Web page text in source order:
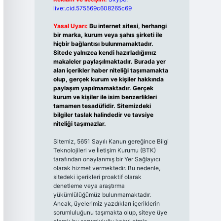
live:.cid.575569c608265c69
Yasal Uyarı: Bu internet sitesi, herhangi
bir marka, kurum veya şahıs şirketi ile
hiçbir bağlantısı bulunmamaktadır.
Sitede yalnızca kendi hazırladığımız
makaleler paylaşılmaktadır. Burada yer
alan içerikler haber niteliği taşımamakta
olup, gerçek kurum ve kişiler hakkında
paylaşım yapılmamaktadır. Gerçek
kurum ve kişiler ile isim benzerlikleri
tamamen tesadüfidir. Sitemizdeki
bilgiler taslak halindedir ve tavsiye
niteliği taşımazlar.
Sitemiz, 5651 Sayılı Kanun gereğince Bilgi
Teknolojileri ve İletişim Kurumu (BTK)
tarafından onaylanmış bir Yer Sağlayıcı
olarak hizmet vermektedir. Bu nedenle,
sitedeki içerikleri proaktif olarak
denetleme veya araştırma
yükümlülüğümüz bulunmamaktadır.
Ancak, üyelerimiz yazdıkları içeriklerin
sorumluluğunu taşımakta olup, siteye üye